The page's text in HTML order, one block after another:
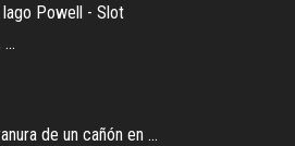
lago Powell - Slot
de un cañón en ...